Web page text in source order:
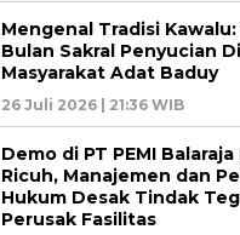
Mengenal Tradisi
Bulan Sakral Penyucian
Masyarakat Adat Baduy
26 Juli 2026 | 21:36 WIB
Demo di PT PEMI
Ricuh, Manajemen dan
Hukum Desak Tindak
Perusak Fasilitas